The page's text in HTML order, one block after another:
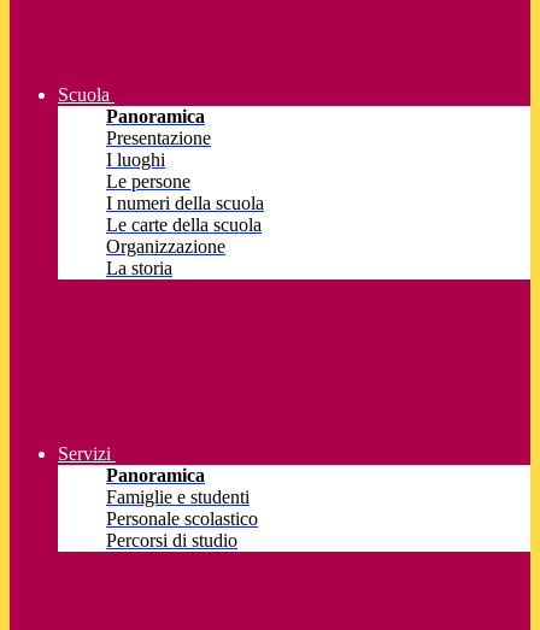
Scuola
Panoramica
Presentazione
I luoghi
Le persone
I numeri della scuola
Le carte della scuola
Organizzazione
La storia
Servizi
Panoramica
Famiglie e studenti
Personale scolastico
Percorsi di studio